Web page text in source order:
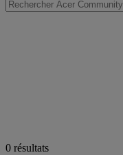
0 résultats